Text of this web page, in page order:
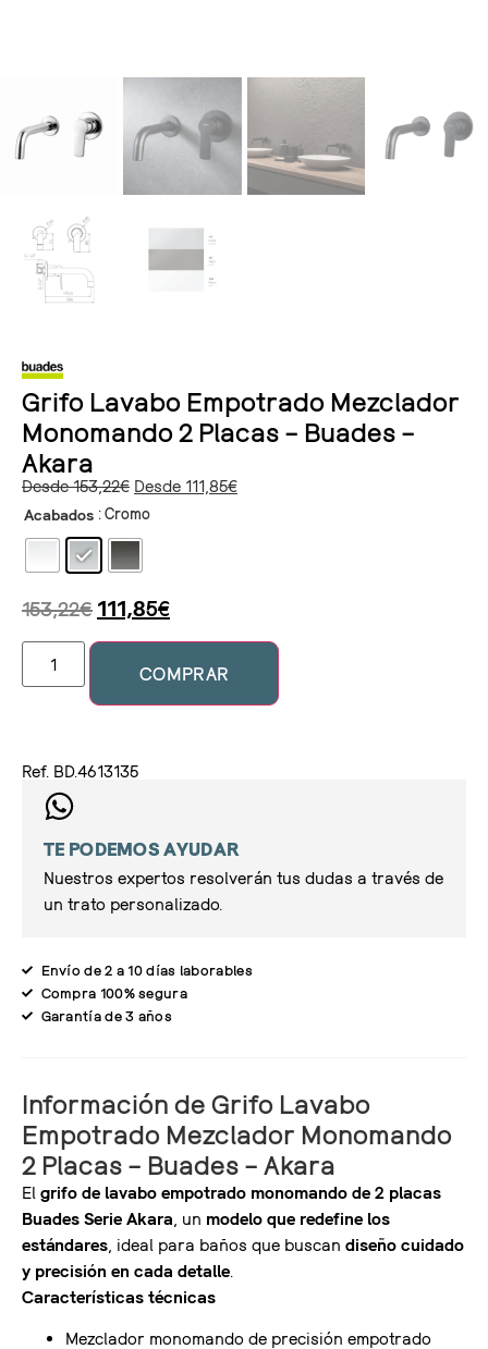
Grifo Lavabo Empotrado Mezclador
Monomando 2 Placas – Buades –
Akara
Desde153,22€ Desde 111,85€
Acabados : Cromo
153,22€ 111,85€
COMPRAR
Ref. BD.4613135
TE PODEMOS AYUDAR
Nuestros expertos resolverán tus dudas a través de
un trato personalizado.
Envío de 2 a 10 días laborables
Compra 100% segura
Garantía de 3 años
Información de Grifo Lavabo
Empotrado Mezclador Monomando
2 Placas – Buades – Akara
El grifo de lavabo empotrado monomando de 2 placas
Buades Serie Akara , un modelo que redefine los
estándares , ideal para baños que buscan diseño cuidado
y precisión en cada detalle.
Características técnicas
Mezclador monomando de precisión empotrado